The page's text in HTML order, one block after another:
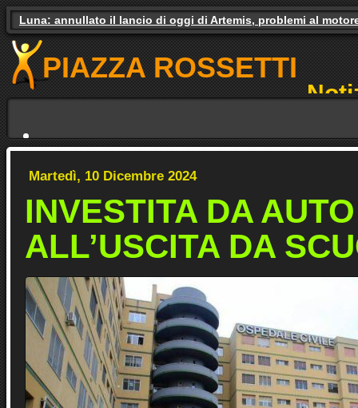
Luna: annullato il lancio di oggi di Artemis, problemi al
Gas e luce, il governo studia gli aiuti. Il pressing dei partiti
PIAZZA ROSSETTI
Martedì, 10 Dicembre 2024
INVESTITA DA AUTO
ALL’USCITA DA